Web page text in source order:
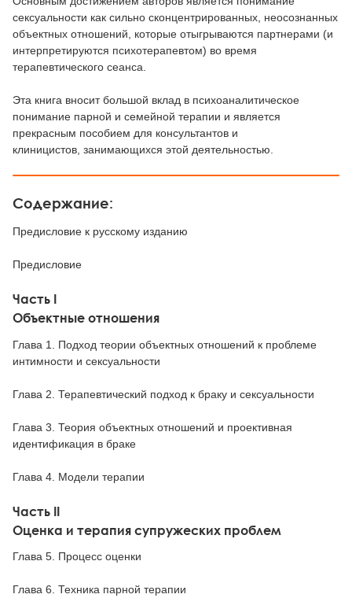
сексуальности как сильно сконцентрированных, неосознанных
объектных отношений, которые отыгрываются партнерами (и
интерпретируются психотерапевтом) во время
терапевтического сеанса.
Эта книга вносит большой вклад в психоаналитическое
понимание парной и семейной терапии и является
прекрасным пособием для консультантов и
клиницистов, занимающихся этой деятельностью.
Содержание:
Предисловие к русскому изданию
Предисловие
Часть I
Объектные отношения
Глава 1. Подход теории объектных отношений к проблеме
интимности и сексуальности
Глава 2. Терапевтический подход к браку и сексуальности
Глава 3. Теория объектных отношений и проективная
идентификация в браке
Глава 4. Модели терапии
Часть II
Оценка и терапия супружеских проблем
Глава 5. Процесс оценки
Глава 6. Техника парной терапии